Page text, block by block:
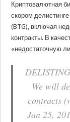
Криптовалютная
скором
(BTG), включая
контракты. В
«недостаточную
We will
contracts
Jan 25,